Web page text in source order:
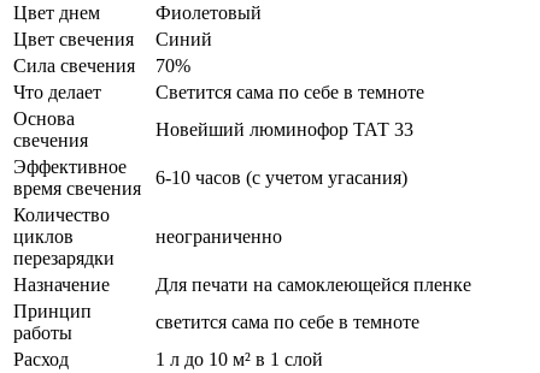
Цвет днем
Фиолетовый
Цвет свечения
Синий
Сила свечения
70%
Что делает
Светится сама по себе в темноте
Основа
свечения
Новейший люминофор ТАТ 33
Эффективное
время свечения
6-10 часов (с учетом угасания)
Количество
циклов
перезарядки
неограниченно
Назначение
Для печати на самоклеющейся пленке
Принцип
работы
светится сама по себе в темноте
Расход
1 л до 10 м² в 1 слой